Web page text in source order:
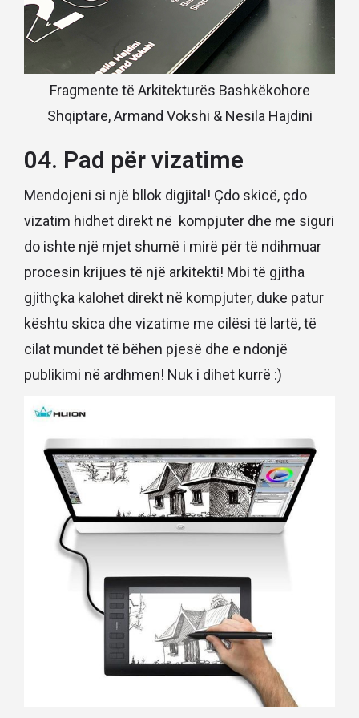
Fragmente të Arkitekturës Bashkëkohore
Shqiptare, Armand Vokshi & Nesila Hajdini
04. Pad për vizatime
Mendojeni si një bllok digjital! Çdo skicë, çdo
vizatim hidhet direkt në kompjuter dhe me siguri
do ishte një mjet shumë i mirë për të ndihmuar
procesin krijues të një arkitekti! Mbi të gjitha
gjithçka kalohet direkt në kompjuter, duke patur
kështu skica dhe vizatime me cilësi të lartë, të
cilat mundet të bëhen pjesë dhe e ndonjë
publikimi në ardhmen! Nuk i dihet kurrë :)